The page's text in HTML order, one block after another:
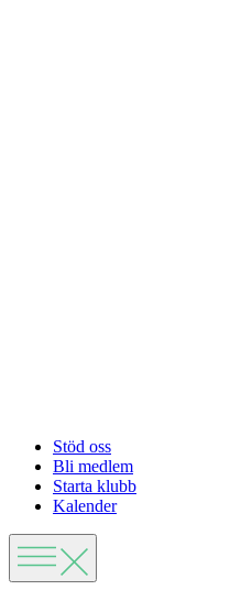
Stöd oss
Bli medlem
Starta klubb
Kalender